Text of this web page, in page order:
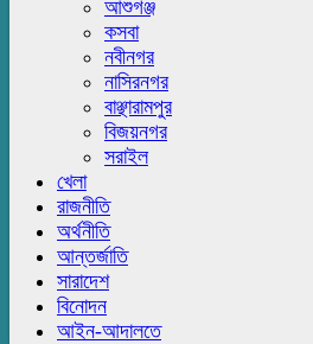
আশুগঞ্জ
কসবা
নবীনগর
নাসিরনগর
বাঞ্ছারামপুর
বিজয়নগর
সরাইল
খেলা
রাজনীতি
অর্থনীতি
আন্তর্জাতি
সারাদেশ
বিনোদন
আইন-আদালতে